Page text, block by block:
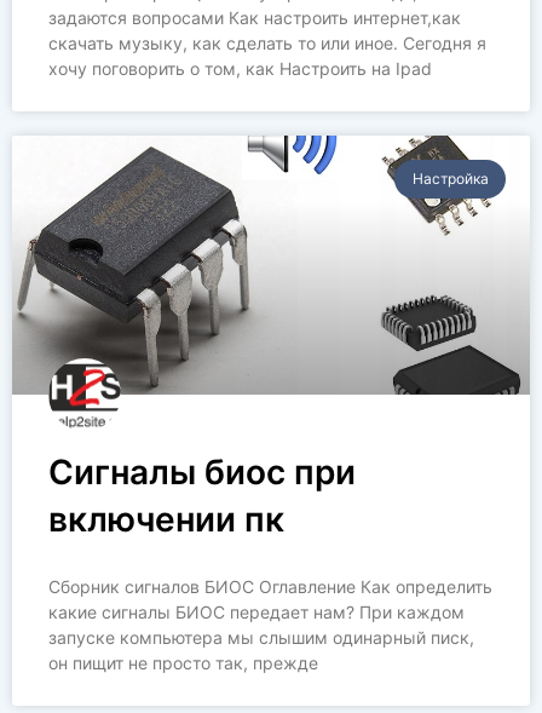
задаются вопросами Как настроить интернет,как
скачать музыку, как сделать то или иное. Сегодня я
хочу поговорить о том, как Настроить на Ipad
Настройка
Сигналы биос при
включении пк
Сборник сигналов БИОС Оглавление Как определить
какие сигналы БИОС передает нам? При каждом
запуске компьютера мы слышим одинарный писк,
он пищит не просто так, прежде